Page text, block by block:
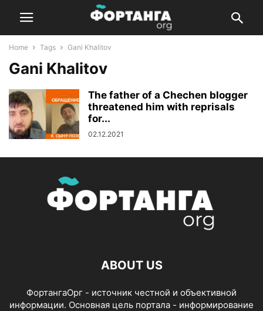
Home Tags Gani Khalitov
Gani Khalitov
The father of a Chechen blogger
threatened him with reprisals
for...
02.12.2021
ABOUT US
ФортангаОрг - источник честной и объективной
информации. Основная цель портала - информирование